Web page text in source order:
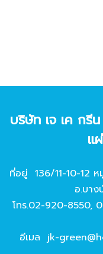
บริษัท เจ เค กรี
แ
ที่อยู่ 136/11-10-12
อ.บาง
โทร.02-920-8550,
อีเมล jk-